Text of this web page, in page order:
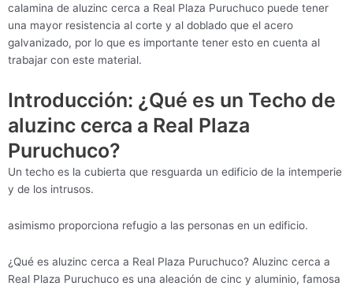
calamina de aluzinc cerca a Real Plaza Puruchuco puede tener
una mayor resistencia al corte y al doblado que el acero
galvanizado, por lo que es importante tener esto en cuenta al
trabajar con este material.
Introducción: ¿Qué es un Techo de
aluzinc cerca a Real Plaza
Puruchuco?
Un techo es la cubierta que resguarda un edificio de la intemperie
y de los intrusos.
asimismo proporciona refugio a las personas en un edificio.
¿Qué es aluzinc cerca a Real Plaza Puruchuco? Aluzinc cerca a
Real Plaza Puruchuco es una aleación de cinc y aluminio, famosa